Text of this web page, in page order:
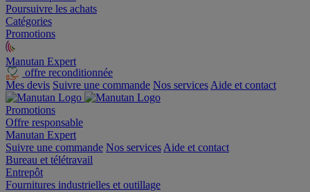
Poursuivre les achats
Catégories
Promotions
Manutan Expert
offre reconditionnée
Mes devis Suivre une commande Nos services Aide et contact
Promotions
Offre responsable
Manutan Expert
Suivre une commande Nos services Aide et contact
Bureau et télétravail
Entrepôt
Fournitures industrielles et outillage